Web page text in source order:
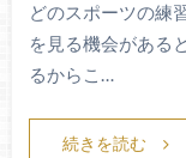
どのスポーツの練
を見る機会がある
るからこ…
続きを読む